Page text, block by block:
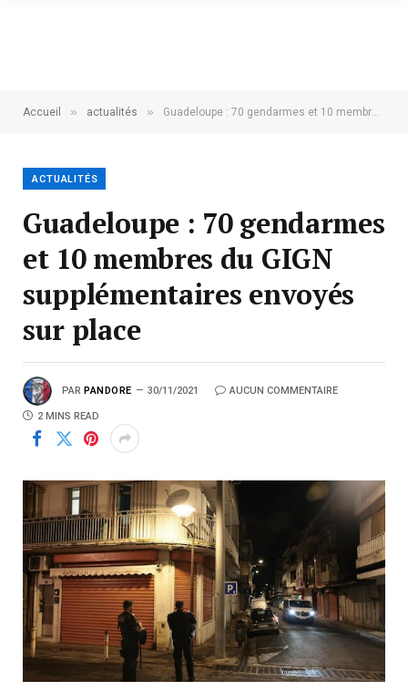
Accueil » actualités » Guadeloupe : 70 gendarmes et 10 membres du GIGN supplémentaires envoyés sur place
ACTUALITÉS
Guadeloupe : 70 gendarmes
et 10 membres du GIGN
supplémentaires envoyés
sur place
PAR PANDORE 30/11/2021 AUCUN COMMENTAIRE
2 MINS READ